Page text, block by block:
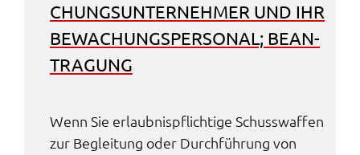
CHUNGS­UN­TER­NEH­MER UND IHR
BEWA­CHUNGS­PER­SO­NAL; BEAN­
TRA­GUNG
Wenn Sie erlaub­nis­pflich­ti­ge Schuss­waf­fen
zur Beglei­tung oder Durch­füh­rung von